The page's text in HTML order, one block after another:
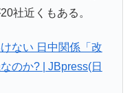
社近くもある。
ない 日中関係「改
のか? | JBpress(日